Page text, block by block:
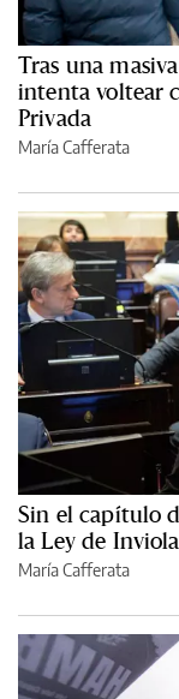
Tras una
intenta voltear
Privada
María Cafferata
Sin el capítulo
la Ley de
María Cafferata